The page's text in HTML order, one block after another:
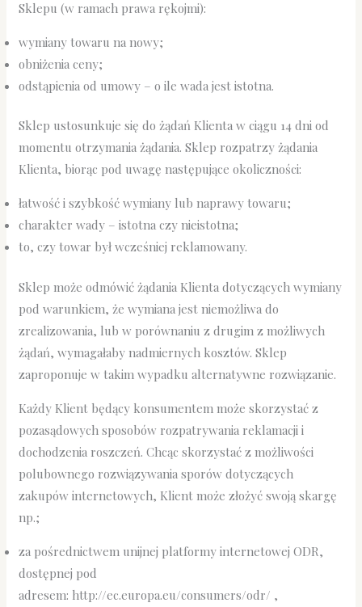
Sklepu (w ramach prawa rękojmi):
wymiany towaru na nowy;
obniżenia ceny;
odstąpienia od umowy – o ile wada jest istotna.
Sklep ustosunkuje się do żądań Klienta w ciągu 14 dni od
momentu otrzymania żądania. Sklep rozpatrzy żądania
Klienta, biorąc pod uwagę następujące okoliczności:
łatwość i szybkość wymiany lub naprawy towaru;
charakter wady – istotna czy nieistotna;
to, czy towar był wcześniej reklamowany.
Sklep może odmówić żądania Klienta dotyczących wymiany
pod warunkiem, że wymiana jest niemożliwa do
zrealizowania, lub w porównaniu z drugim z możliwych
żądań, wymagałaby nadmiernych kosztów. Sklep
zaproponuje w takim wypadku alternatywne rozwiązanie.
Każdy Klient będący konsumentem może skorzystać z
pozasądowych sposobów rozpatrywania reklamacji i
dochodzenia roszczeń. Chcąc skorzystać z możliwości
polubownego rozwiązywania sporów dotyczących
zakupów internetowych, Klient może złożyć swoją skargę
np.;
za pośrednictwem unijnej platformy internetowej ODR,
dostępnej pod
adresem: http://ec.europa.eu/consumers/odr/ ,